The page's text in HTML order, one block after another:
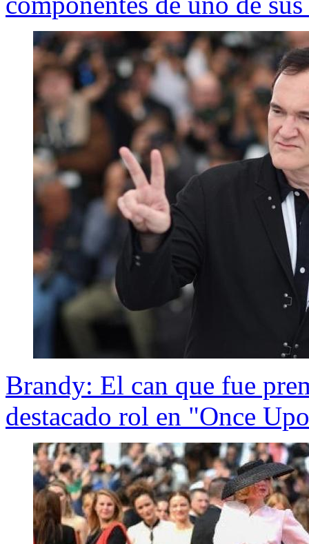
Brandy: El can que fue
destacado rol en "Once